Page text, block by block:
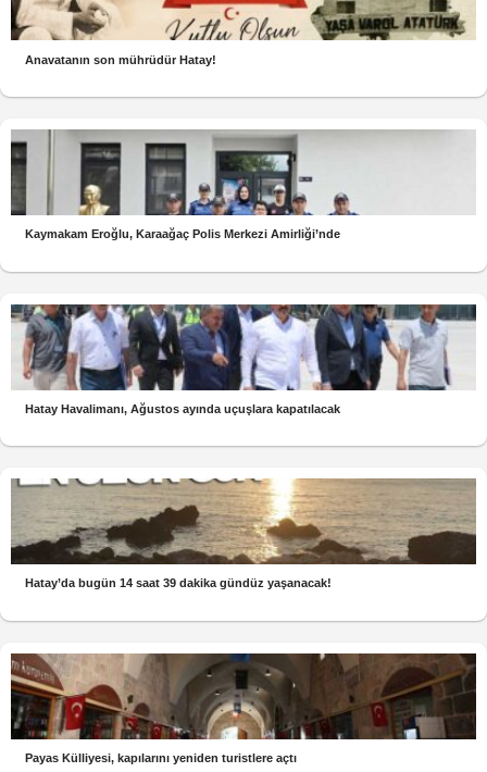
Anavatanın son mührüdür Hatay!
Kaymakam Eroğlu, Karaağaç Polis Merkezi Amirliği’nde
Hatay Havalimanı, Ağustos ayında uçuşlara kapatılacak
Hatay’da bugün 14 saat 39 dakika gündüz yaşanacak!
Payas Külliyesi, kapılarını yeniden turistlere açtı